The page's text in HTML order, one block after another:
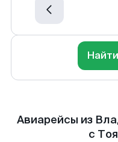
Авиарейсы из
с